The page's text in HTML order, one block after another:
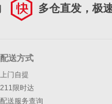
多仓直发，极
配送方式
上门自提
211限时达
配送服务查询